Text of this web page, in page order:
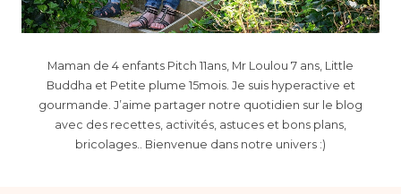
Maman de 4 enfants Pitch 11ans, Mr Loulou 7 ans, Little
Buddha et Petite plume 15mois. Je suis hyperactive et
gourmande. J’aime partager notre quotidien sur le blog
avec des recettes, activités, astuces et bons plans,
bricolages.. Bienvenue dans notre univers :)